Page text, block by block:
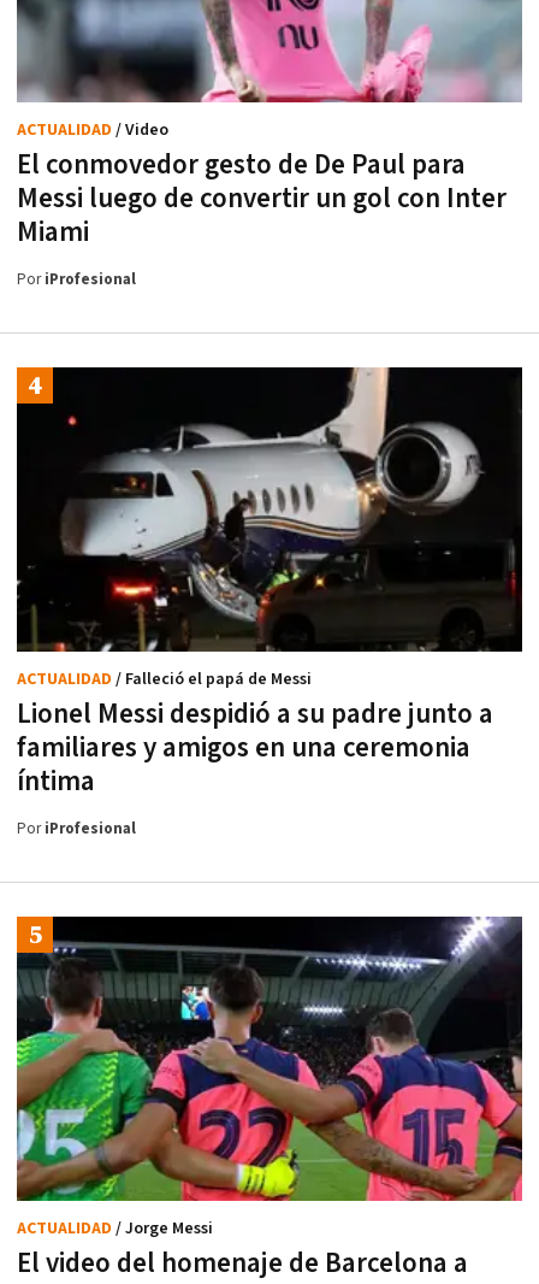
El conmovedor gesto de De Paul para
Messi luego de convertir un gol con Inter
Miami
ACTUALIDAD / Video
PoriProfesional
Lionel Messi despidió a su padre junto a
familiares y amigos en una ceremonia
íntima
ACTUALIDAD / Falleció el papá de Messi
PoriProfesional
El video del homenaje de Barcelona a
ACTUALIDAD / Jorge Messi